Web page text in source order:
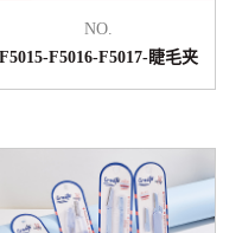
NO.
F5015-F5016-F5017-睫毛夹